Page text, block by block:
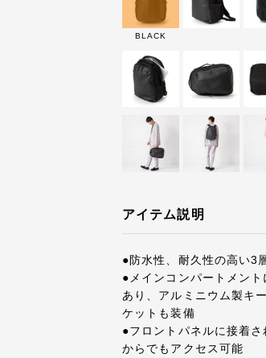
BLACK
アイテム説明
●防水性、耐久性の高い3
●メインコンパートメン
あり、アルミニウム製キ
ケットも装備
●フロントパネルに接着
からでもアクセス可能